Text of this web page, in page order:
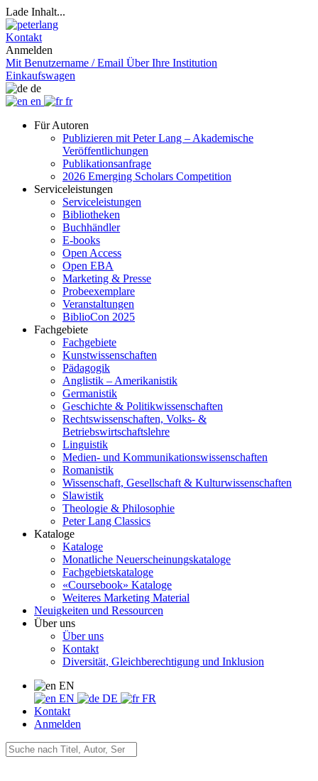
Lade Inhalt...
Kontakt
Anmelden
Mit Benutzername / Email Über Ihre Institution
Einkaufswagen
de
en
fr
Für Autoren
Publizieren mit Peter Lang – Akademische
Veröffentlichungen
Publikationsanfrage
2026 Emerging Scholars Competition
Serviceleistungen
Serviceleistungen
Bibliotheken
Buchhändler
E-books
Open Access
Open EBA
Marketing & Presse
Probeexemplare
Veranstaltungen
BiblioCon 2025
Fachgebiete
Fachgebiete
Kunstwissenschaften
Pädagogik
Anglistik – Amerikanistik
Germanistik
Geschichte & Politikwissenschaften
Rechtswissenschaften, Volks- &
Betriebswirtschaftslehre
Linguistik
Medien- und Kommunikationswissenschaften
Romanistik
Wissenschaft, Gesellschaft & Kulturwissenschaften
Slawistik
Theologie & Philosophie
Peter Lang Classics
Kataloge
Kataloge
Monatliche Neuerscheinungskataloge
Fachgebietskataloge
«Coursebook» Kataloge
Weiteres Marketing Material
Neuigkeiten und Ressourcen
Über uns
Über uns
Kontakt
Diversität, Gleichberechtigung und Inklusion
EN
EN
DE
FR
Kontakt
Anmelden